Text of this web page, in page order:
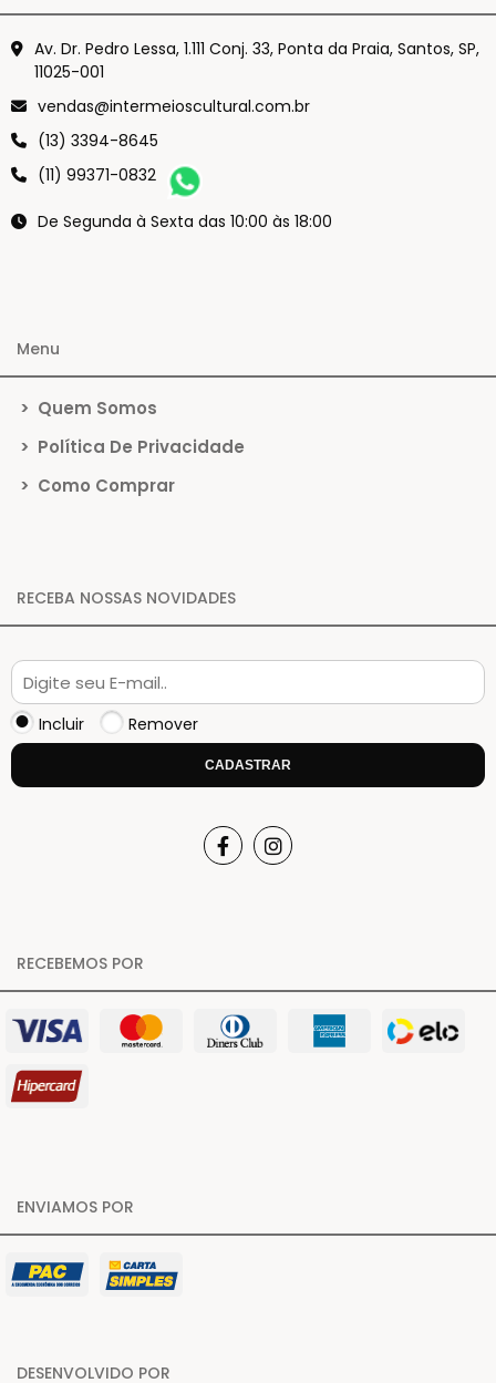
Av. Dr. Pedro Lessa, 1.111 Conj. 33, Ponta da Praia, Santos, SP,
11025-001
vendas@intermeioscultural.com.br
(13) 3394-8645
(11) 99371-0832
De Segunda à Sexta das 10:00 às 18:00
Menu
> Quem Somos
> Política De Privacidade
> Como Comprar
RECEBA NOSSAS NOVIDADES
Incluir Remover
CADASTRAR
RECEBEMOS POR
ENVIAMOS POR
DESENVOLVIDO POR